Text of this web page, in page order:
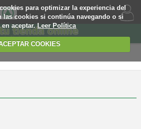
para optimizar la experiencia del
las cookies si continúa navegando o si
en aceptar.Leer Política
COOKIES